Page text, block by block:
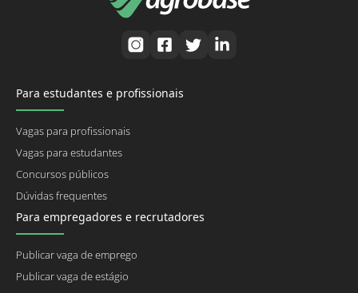
Para estudantes e profissionais
Vagas para profissionais
Vagas para estudantes
Concursos públicos
Dúvidas frequentes
Para empregadores e recrutadores
Publicar vaga de emprego
Publicar vaga de estágio